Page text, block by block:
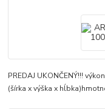
PREDAJ UKONČENÝ!!!
(šírka x výška x